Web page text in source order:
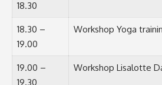
18.30
18.30 –
19.00
Workshop Yoga
19.00 –
19.30
Workshop Lisalotte